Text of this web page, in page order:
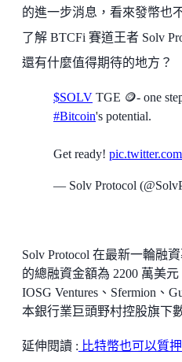
的進一步消息，看來發幣也
了解 BTCFi 賽道王者 Solv
還有什麼值得期待的地方？
$SOLV TGE 🪙- one
#Bitcoin's potential.
Get ready!
— Solv Protocol
Solv Protocol 在最新一輪融
的總融資金額為 2200 萬美
IOSG Ventures、Sfermion、
本銀行業巨頭野村控股旗下
延伸閱讀 : 比特幣也可以質